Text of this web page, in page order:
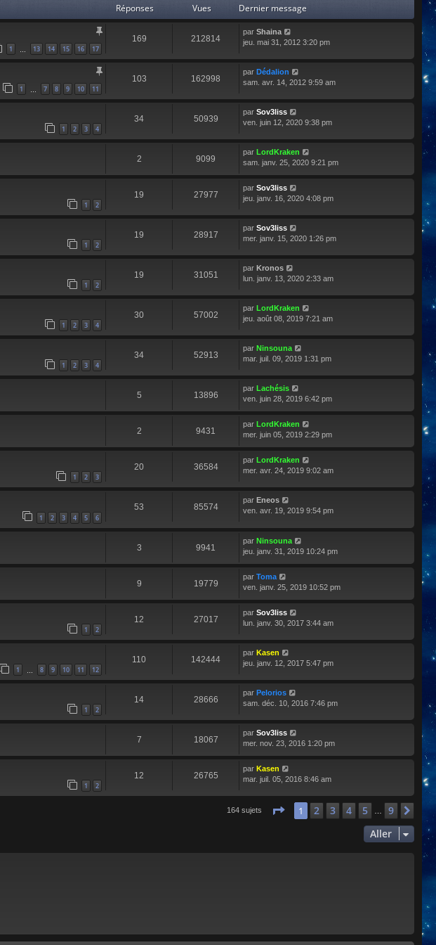
Réponses Vues Dernier message
1 13 14 15 16 17
169 212814
par Shaina
jeu. mai 31, 2012 3:20 pm
1 7 8 9 10 11
103 162998
par Dédalion
sam. avr. 14, 2012 9:59 am
1 2 3 4
34 50939
par Sov3liss
ven. juin 12, 2020 9:38 pm
2 9099
par LordKraken
sam. janv. 25, 2020 9:21 pm
1 2
19 27977
par Sov3liss
jeu. janv. 16, 2020 4:08 pm
1 2
19 28917
par Sov3liss
mer. janv. 15, 2020 1:26 pm
1 2
19 31051
par Kronos
lun. janv. 13, 2020 2:33 am
1 2 3 4
30 57002
par LordKraken
jeu. août 08, 2019 7:21 am
1 2 3 4
34 52913
par Ninsouna
mar. juil. 09, 2019 1:31 pm
5 13896
par Lachésis
ven. juin 28, 2019 6:42 pm
2 9431
par LordKraken
mer. juin 05, 2019 2:29 pm
1 2 3
20 36584
par LordKraken
mer. avr. 24, 2019 9:02 am
1 2 3 4 5 6
53 85574
par Eneos
ven. avr. 19, 2019 9:54 pm
3 9941
par Ninsouna
jeu. janv. 31, 2019 10:24 pm
9 19779
par Toma
ven. janv. 25, 2019 10:52 pm
1 2
12 27017
par Sov3liss
lun. janv. 30, 2017 3:44 am
1 8 9 10 11 12
110 142444
par Kasen
jeu. janv. 12, 2017 5:47 pm
1 2
14 28666
par Pelorios
sam. déc. 10, 2016 7:46 pm
7 18067
par Sov3liss
mer. nov. 23, 2016 1:20 pm
1 2
12 26765
par Kasen
mar. juil. 05, 2016 8:46 am
164 sujets Page 1sur
1 2 3 4 5 9
Aller